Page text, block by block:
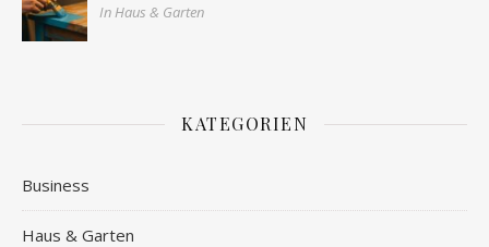
In Haus & Garten
KATEGORIEN
Business
Haus & Garten